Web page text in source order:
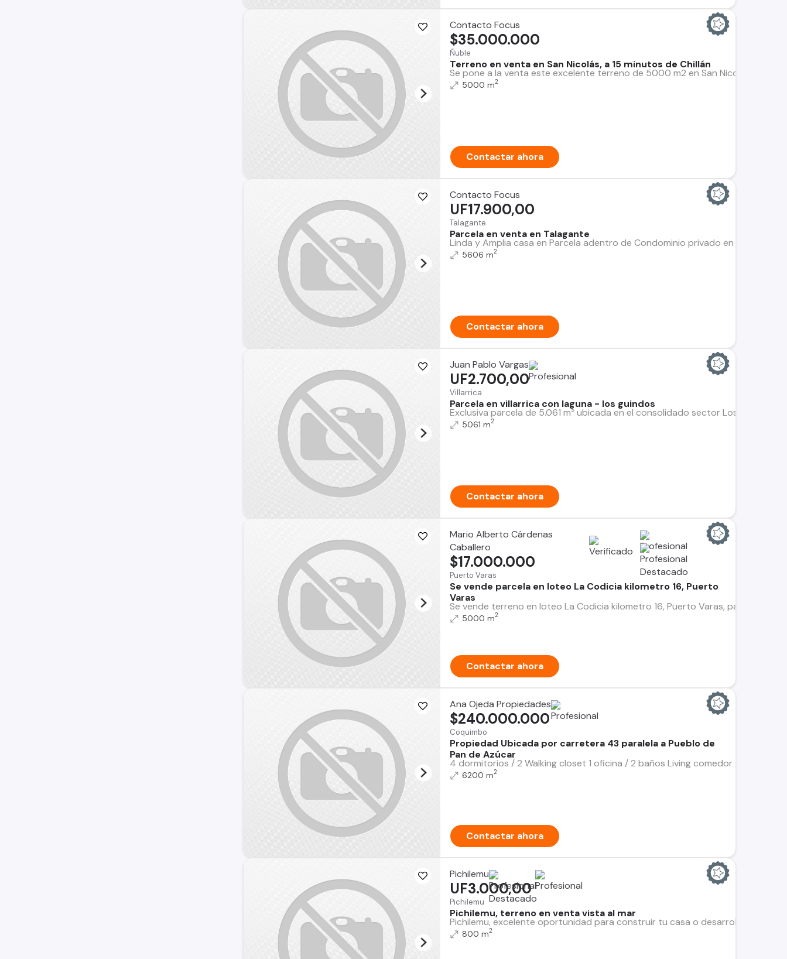
Contacto Focus
Ñuble
Terreno en venta en San Nicolás, a 15 minutos de Chillán
Se pone a la venta este excelente terreno de 5000 m2 en San Nicolás, a solo
$35.000.000
5000 m2
Contactar ahora
Contacto Focus
Talagante
Parcela en venta en Talagante
Linda y Amplia casa en Parcela adentro de Condominio privado en
UF17.900,00
5606 m2
Contactar ahora
Juan Pablo Vargas
Villarrica
Parcela en villarrica con laguna - los guindos
Exclusiva parcela de 5.061 m² ubicada en el consolidado sector Los
UF2.700,00
5061 m2
Contactar ahora
Mario Alberto Cárdenas
Caballero
Puerto Varas
Se vende parcela en loteo La Codicia kilometro 16, Puerto
Varas
Se vende terreno en loteo La Codicia kilometro 16, Puerto Varas, parcela
$17.000.000
5000 m2
Contactar ahora
Ana Ojeda Propiedades
Coquimbo
Propiedad Ubicada por carretera 43 paralela a Pueblo de
Pan de Azúcar
4 dormitorios / 2 Walking closet 1 oficina / 2 baños Living comedor / Cocina
$240.000.000
6200 m2
Contactar ahora
Pichilemu
Pichilemu
Pichilemu, terreno en venta vista al mar
Pichilemu, excelente oportunidad para construir tu casa o desarrollar un
UF3.000,00
800 m2